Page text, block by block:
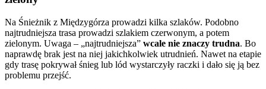
Na Śnieżnik z Międzygórza prowadzi kilka szlaków. Podobno
najtrudniejsza trasa prowadzi szlakiem czerwonym, a potem
zielonym. Uwaga – „najtrudniejsza” wcale nie znaczy trudna. Bo
naprawdę brak jest na niej jakichkolwiek utrudnień. Nawet na etapie
gdy trasę pokrywał śnieg lub lód wystarczyły raczki i dało się ją bez
problemu przejść.